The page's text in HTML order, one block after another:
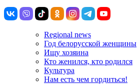
Regional news
Год белорусской женщины
Ищу хозяина
Кто женился, кто родился
Культура
Нам есть чем гордиться!